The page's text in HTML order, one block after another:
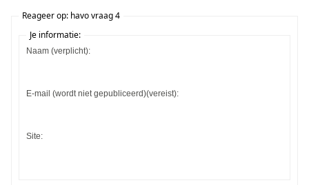
Reageer op: havo vraag 4
Je informatie:
Naam (verplicht):
E-mail (wordt niet gepubliceerd)(vereist):
Site: